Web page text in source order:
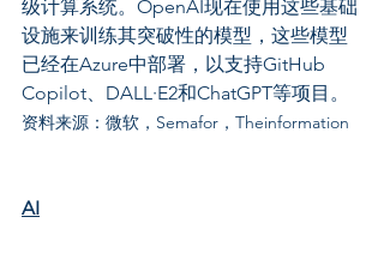
级计算系统。OpenAI现在使用这些基础
设施来训练其突破性的模型，这些模型
已经在Azure中部署，以支持GitHub
Copilot、DALL·E2和ChatGPT等项目。
资料来源：微软，Semafor，Theinformation
AI